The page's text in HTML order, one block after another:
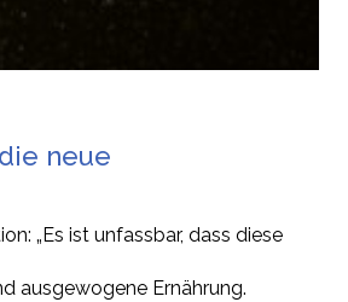
neue
„Es ist unfassbar, dass diese
ausgewogene Ernährung.